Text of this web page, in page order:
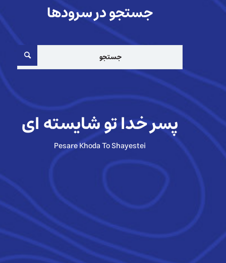
جستجو در سرودها
پسر خدا تو شایسته ای
Pesare Khoda To Shayestei